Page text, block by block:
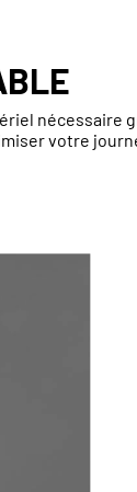
nécessaire
votre